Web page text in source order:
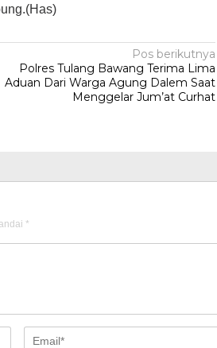
Pos berikutnya
Polres Tulang Bawang Terima Lima
Aduan Dari Warga Agung Dalem Saat
Menggelar Jum’at Curhat
*